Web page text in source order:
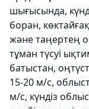
шығысында,
боран,
және таңертең
тұман түсуі
батыстан,
15-20 м/с,
м/с, күндіз